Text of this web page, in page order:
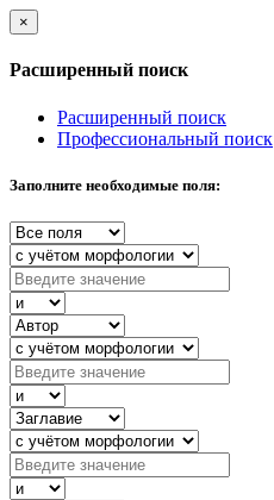
×
Расширенный поиск
Расширенный поиск
Профессиональный поиск
Заполните необходимые поля: